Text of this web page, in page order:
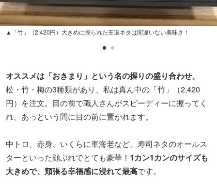
▲「竹」（2,420円）大きめに握られた王道ネタは間違いない美味さ！
オススメは「おきまり」という名の握りの盛り合わせ。
松・竹・梅の3種類があり、私は真ん中の「竹」（2,420
円）を注文。目の前で職人さんがスピーディーに握ってく
れ、あっという間に目の前に置かれます。
中トロ、赤身、いくらに車海老など、寿司ネタのオールス
ターといった顔ぶれでとても豪華！ 1カン1カンのサイズも
大きめで、頬張る幸福感に浸れて最高です。